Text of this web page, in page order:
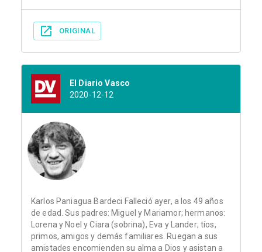
ORIGINAL
El Diario Vasco
2020-12-12
Karlos Paniagua Bardeci Falleció ayer, a los 49 años
de edad. Sus padres: Miguel y Mariamor; hermanos:
Lorena y Noel y Ciara (sobrina), Eva y Lander; tíos,
primos, amigos y demás familiares. Ruegan a sus
amistades encomienden su alma a Dios y asistan a